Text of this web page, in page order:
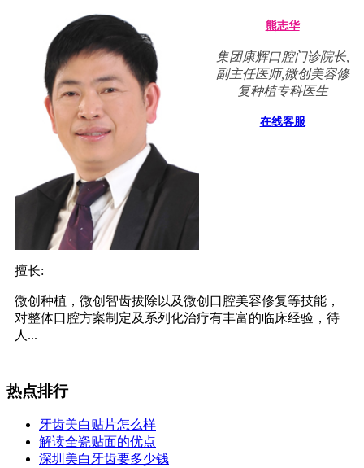
熊志华
集团康辉口腔门诊院长,
副主任医师,微创美容修
复种植专科医生
在线客服
擅长:
微创种植，微创智齿拔除以及微创口腔美容修复等技能，
对整体口腔方案制定及系列化治疗有丰富的临床经验，待
人...
热点排行
牙齿美白贴片怎么样
解读全瓷贴面的优点
深圳美白牙齿要多少钱